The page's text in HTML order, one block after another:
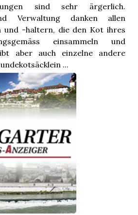
sind sehr ärgerlich.
Verwaltung danken allen
und -haltern, die den Kot ihres
einsammeln und
aber auch einzelne andere
...